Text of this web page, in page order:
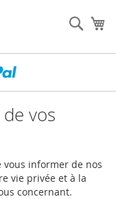
vos
informer de nos
vie privée et à la
concernant.